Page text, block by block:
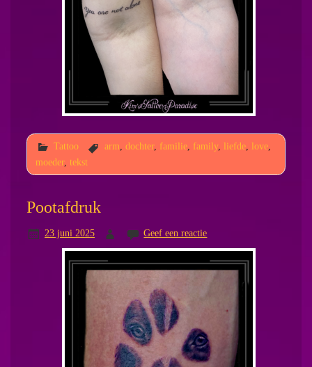
Tattoo arm dochter, familie, family, liefde, love,
moeder, tekst
Pootafdruk
23 juni 2025 Geef een reactie